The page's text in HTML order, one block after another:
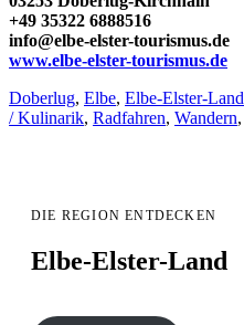
+49 35322 6888516
info@elbe-elster-tourismus.de
www.elbe-elster-tourismus.de
Doberlug, Elbe, Elbe-Elster-Land
/ Kulinarik, Radfahren, Wandern,
DIE REGION ENTDECKEN
Elbe-Elster-Land